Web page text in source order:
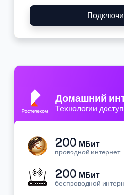
Домашний
Технологии
200 МБит
проводной интернет
200 МБит
беспроводной